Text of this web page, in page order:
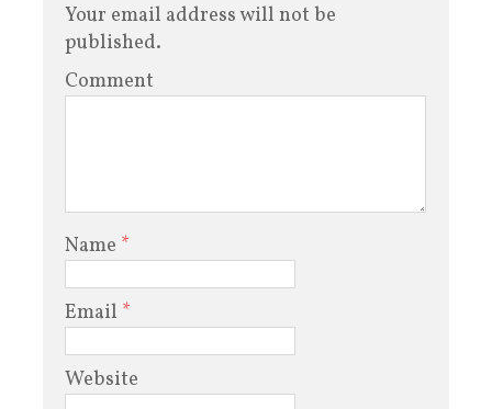
Your email address will not be
published.
Comment
Name *
Email *
Website